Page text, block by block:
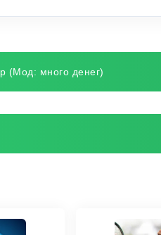
(Мод: много денег)